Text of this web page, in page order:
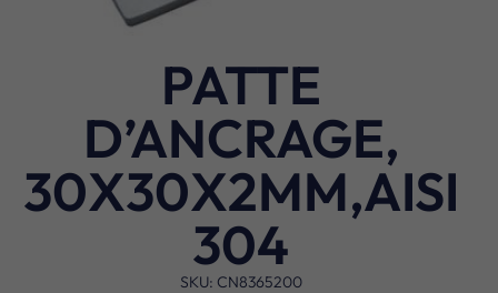
PATTE
D’ANCRAGE,
30X30X2MM,AISI
304
SKU: CN8365200